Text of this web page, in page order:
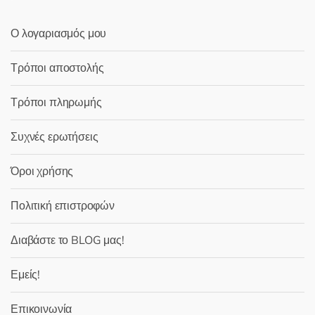
Ο λογαριασμός μου
Τρόποι αποστολής
Τρόποι πληρωμής
Συχνές ερωτήσεις
Όροι χρήσης
Πολιτική επιστροφών
Διαβάστε το BLOG μας!
Εμείς!
Επικοινωνία